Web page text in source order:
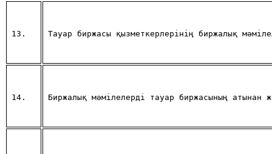
13. Тауар биржасы қызметкерлерiнiң биржалық
14. Биржалық мәмiлелердi тауар биржасының атынан